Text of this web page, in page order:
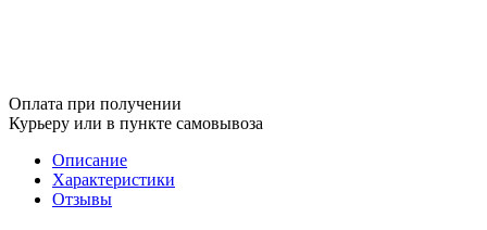
Оплата при получении
Курьеру или в пункте самовывоза
Описание
Характеристики
Отзывы